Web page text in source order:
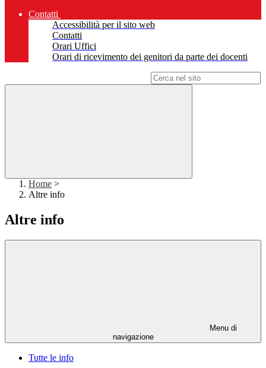
Contatti
Accessibilità per il sito web
Contatti
Orari Uffici
Orari di ricevimento dei genitori da parte dei docenti
Home >
Altre info
Altre info
Menu di
navigazione
Tutte le info